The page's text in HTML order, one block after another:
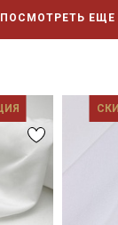
ПОСМОТРЕТЬ ЕЩЕ